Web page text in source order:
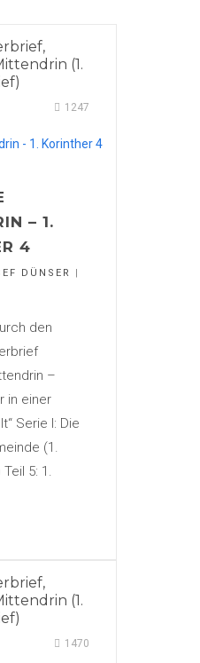
,
(1.
1247
– 1.
4
DÜNSER
|
den
–
in einer
Serie I: Die
(1.
5: 1.
,
(1.
1470